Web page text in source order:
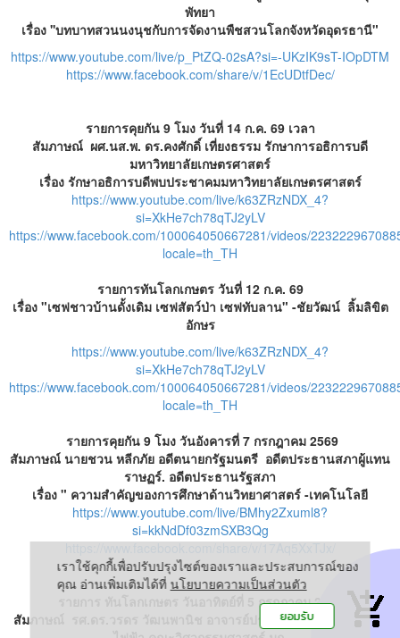
พัทยา
เรื่อง ''บทบาทสวนนงนุชกับการจัดงานพืชสวนโลกจังหวัดอุดรธานี"
https://www.youtube.com/live/p_PtZQ-02sA?si=-UKzIK9sT-IOpDTM
https://www.facebook.com/share/v/1EcUDtfDec/
รายการคุยกัน 9 โมง วันที่ 14 ก.ค. 69 เวลา
สัมภาษณ์ ผศ.นส.พ. ดร.คงศักดิ์ เที่ยงธรรม รักษาการอธิการบดี
มหาวิทยาลัยเกษตรศาสตร์
เรื่อง รักษาอธิการบดีพบประชาคมมหาวิทยาลัยเกษตรศาสตร์
https://www.youtube.com/live/k63ZRzNDX_4?
si=XkHe7ch78qTJ2yLV
https://www.facebook.com/100064050667281/videos/
locale=th_TH
รายการทันโลกเกษตร วันที่ 12 ก.ค. 69
เรื่อง "เซฟชาวบ้านดั้งเดิม เซฟสัตว์ป่า เซฟทับลาน" -ชัยวัฒน์ ลิ้มลิขิต
อักษร
https://www.youtube.com/live/k63ZRzNDX_4?
si=XkHe7ch78qTJ2yLV
https://www.facebook.com/100064050667281/videos/
locale=th_TH
รายการคุยกัน 9 โมง วันอังคารที่ 7 กรกฎาคม 2569
สัมภาษณ์ นายชวน หลีกภัย อดีตนายกรัฐมนตรี อดีตประธานสภาผู้แทน
ราษฏร์. อดีตประธานรัฐสภา
เรื่อง " ความสำคัญของการศึกษาด้านวิทยาศาสตร์ -เทคโนโลยี
https://www.youtube.com/live/BMhy2Zxuml8?
si=kkNdDf03zmSXB3Qg
https://www.facebook.com/share/v/17Aq5XxTJx/
รายการ ทันโลกเกษตร วันอาทิตย์ที่ 5 กรกฎาคม 2569
สัมภาษณ์ รศ.ดร.วรดร วัฒนพานิช อาจารย์ประจำ ภาควิชาวิศวกรรม
เราใช้คุกกี้เพื่อปรับปรุงไซต์ของเราและประสบการณ์ของ
คุณ อ่านเพิ่มเติมได้ที่ นโยบายความเป็นส่วนตัว
ยอมรับ